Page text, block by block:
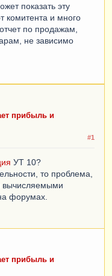
показать эту
комитента и много
по продажам,
не зависимо
прибыль и
#1
УТ 10?
то проблема,
вычисляемыми
форумах.
прибыль и